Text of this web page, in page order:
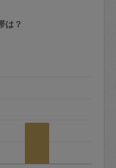
場合、毎週定
月1回までキャ
は？